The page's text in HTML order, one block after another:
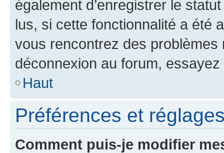
également d’enregistrer le
lus, si cette fonctionnalité a été
vous rencontrez des
déconnexion au forum,
Haut
Préférences et
Comment puis-je modifier